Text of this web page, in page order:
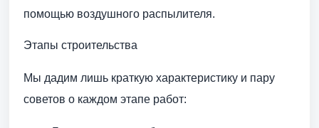
помощью воздушного распылителя.
Этапы строительства
Мы дадим лишь краткую характеристику и пару
советов о каждом этапе работ: